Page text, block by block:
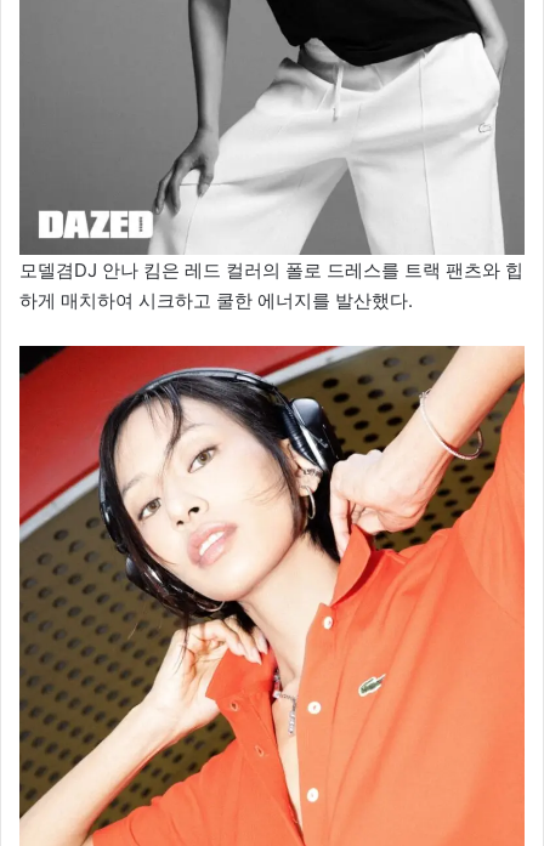
모델겸DJ 안나 킴은 레드 컬러의 폴로 드레스를 트랙 팬츠와 힙
하게 매치하여 시크하고 쿨한 에너지를 발산했다.